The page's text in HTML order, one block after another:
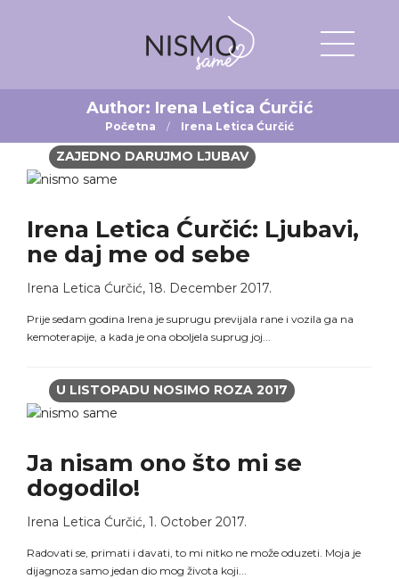
Author: Irena Letica Ćurčić
Početna Irena Letica Ćurčić
ZAJEDNO DARUJMO LJUBAV
Irena Letica Ćurčić: Ljubavi,
ne daj me od sebe
Irena Letica Ćurčić, 18. December 2017.
Prije sedam godina Irena je suprugu previjala rane i vozila ga na
kemoterapije, a kada je ona oboljela suprug joj...
U LISTOPADU NOSIMO ROZA 2017
Ja nisam ono što mi se
dogodilo!
Irena Letica Ćurčić, 1. October 2017.
Radovati se, primati i davati, to mi nitko ne može oduzeti. Moja je
dijagnoza samo jedan dio mog života koji...